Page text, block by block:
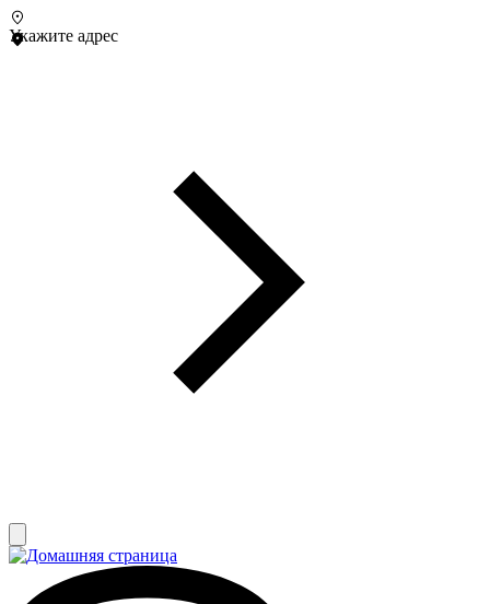
Укажите адрес